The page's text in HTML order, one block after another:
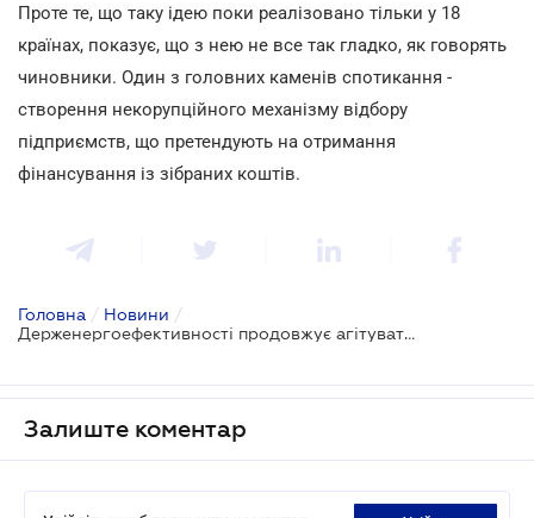
Проте те, що таку ідею поки реалізовано тільки у 18
країнах, показує, що з нею не все так гладко, як говорять
чиновники. Один з головних каменів спотикання -
створення некорупційного механізму відбору
підприємств, що претендують на отримання
фінансування із зібраних коштів.
Головна / Новини /
Держенергоефективності продовжує агітувати за запровадження фактично нового податку
Залиште коментар